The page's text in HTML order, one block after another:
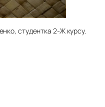
студентка 2-Ж курсу.